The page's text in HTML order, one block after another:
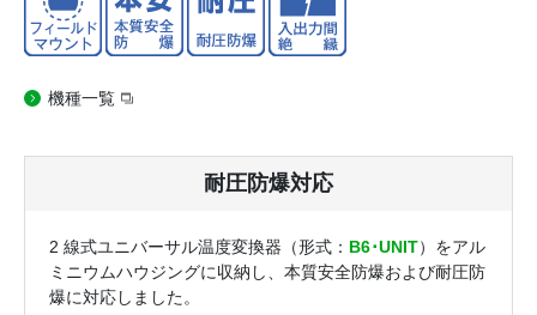
機種一覧
耐圧防爆対応
2 線式ユニバーサル温度変換器（形式： B6･UNIT）をアル
ミニウムハウジングに収納し、本質安全防爆および耐圧防
爆に対応しました。